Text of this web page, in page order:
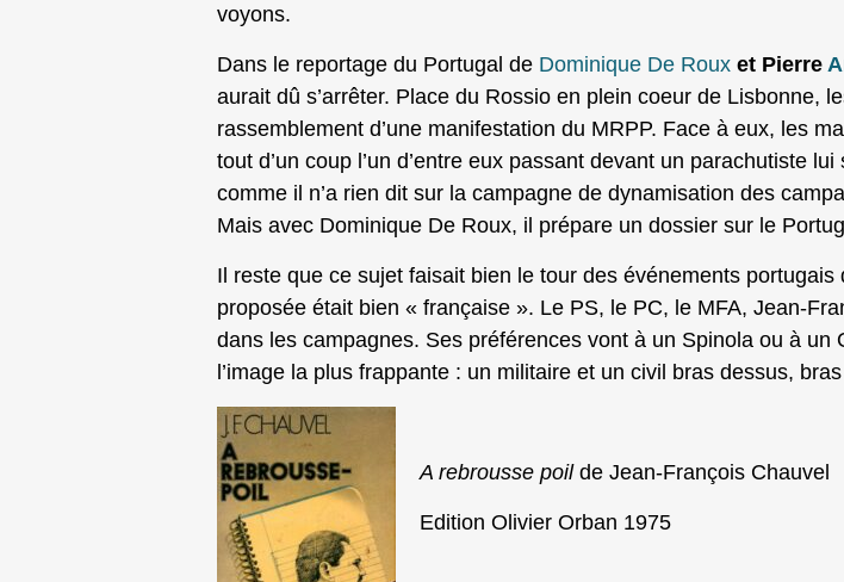
voyons.
Dans le reportage du Portugal de Dominique De Roux et Pierre
aurait dû s’arrêter. Place du Rossio en plein coeur de Lisbonne,
rassemblement d’une manifestation du MRPP. Face à eux, les
tout d’un coup l’un d’entre eux passant devant un parachutiste
comme il n’a rien dit sur la campagne de dynamisation des
Mais avec Dominique De Roux, il prépare un dossier sur le
Il reste que ce sujet faisait bien le tour des événements
proposée était bien « française ». Le PS, le PC, le MFA, Jean-
dans les campagnes. Ses préférences vont à un Spinola ou à un
l’image la plus frappante : un militaire et un civil bras dessus,
A rebrousse poilde Jean-François Chauvel
Edition Olivier Orban 1975